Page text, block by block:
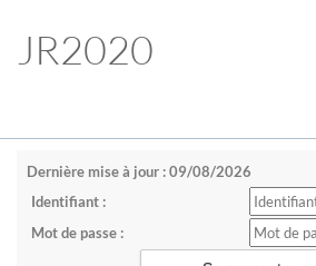
JR2020
Dernière mise à jour : 09/08/2026
Identifiant :
Mot de passe :